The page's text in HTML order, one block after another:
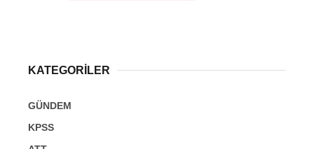
KATEGORİLER
GÜNDEM
KPSS